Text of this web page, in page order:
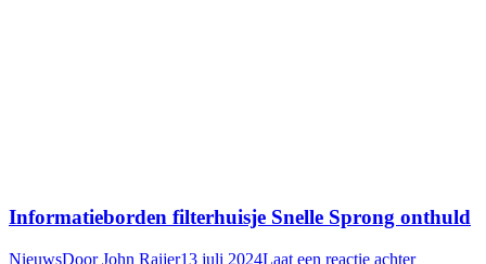
Informatieborden filterhuisje Snelle Sprong onthuld
NieuwsDoorJohn Raijer13 juli 2024Laat een reactie achter